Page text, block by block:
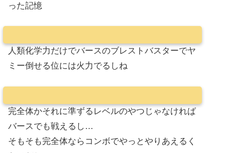
った記憶
人類化学力だけでバースのブレストバスターでヤ
ミー倒せる位には火力でるしね
完全体かそれに準ずるレベルのやつじゃなければ
バースでも戦えるし…
そもそも完全体ならコンボでやっとやりあえるく